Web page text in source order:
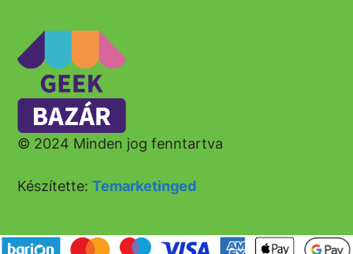
© 2024 Minden jog fenntartva
Készítette:Temarketinged